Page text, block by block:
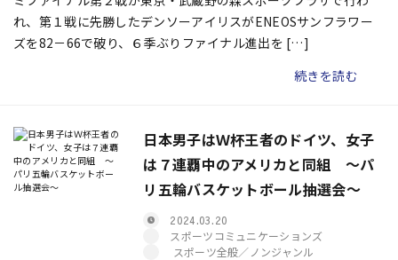
れ、第１戦に先勝したデンソーアイリスがENEOSサンフラワー
ズを82－66で破り、６季ぶりファイナル進出を […]
続きを読む
日本男子はＷ杯王者のドイツ、女子
は７連覇中のアメリカと同組 〜パ
リ五輪バスケットボール抽選会〜
2024.03.20
スポーツコミュニケーションズ
スポーツ全般／ノンジャンル